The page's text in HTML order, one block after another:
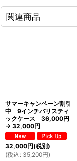
関連商品
サマーキャンペーン割引
中 9インチバリスティ
ックケース 36,000円
→ 32,000円
32,000円(税別)
(税込 : 35,200円)